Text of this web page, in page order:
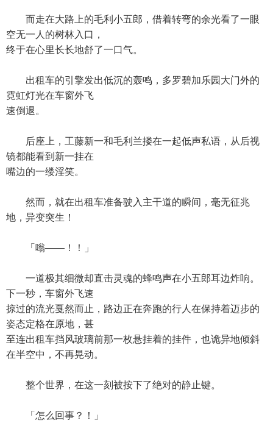
而走在大路上的毛利小五郎，借着转弯的余光看了一眼
空无一人的树林入口，
终于在心里长长地舒了一口气。
出租车的引擎发出低沉的轰鸣，多罗碧加乐园大门外的
霓虹灯光在车窗外飞
速倒退。
后座上，工藤新一和毛利兰搂在一起低声私语，从后视
镜都能看到新一挂在
嘴边的一缕淫笑。
然而，就在出租车准备驶入主干道的瞬间，毫无征兆
地，异变突生！
「嗡——！！」
一道极其细微却直击灵魂的蜂鸣声在小五郎耳边炸响。
下一秒，车窗外飞速
掠过的流光戛然而止，路边正在奔跑的行人在保持着迈步的
姿态定格在原地，甚
至连出租车挡风玻璃前那一枚悬挂着的挂件，也诡异地倾斜
在半空中，不再晃动。
整个世界，在这一刻被按下了绝对的静止键。
「怎么回事？！」